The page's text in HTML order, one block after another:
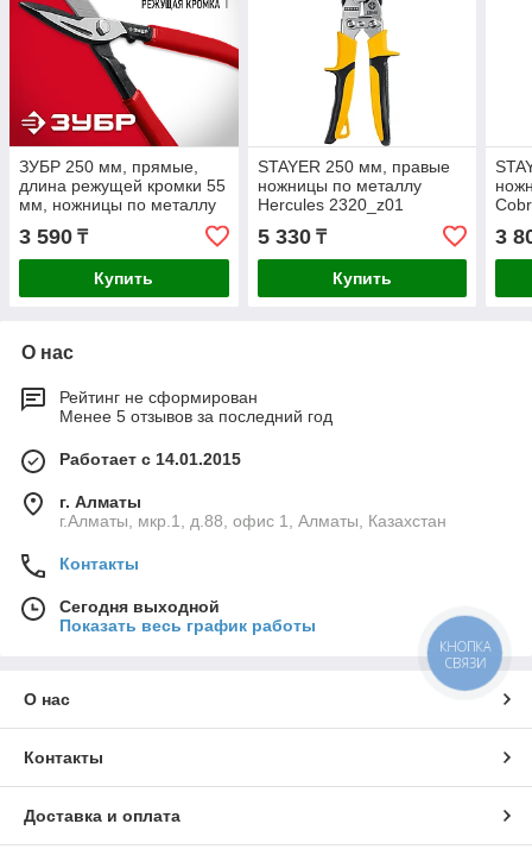
ЗУБР 250 мм, прямые,
длина режущей кромки 55
мм, ножницы по металлу
3 590 ₸
Купить
STAYER 250 мм, правые
ножницы по металлу
Hercules 2320_z01
5 330₸
Купить
3
О нас
Рейтинг не сформирован
Менее 5 отзывов за последний год
Работает с 14.01.2015
г. Алматы
г.Алматы, мкр.1, д.88, офис 1, Алматы, Казахстан
Контакты
Сегодня выходной
Показать весь график работы
О нас
Контакты
Доставка и оплата
КНОПКА
СВЯЗИ